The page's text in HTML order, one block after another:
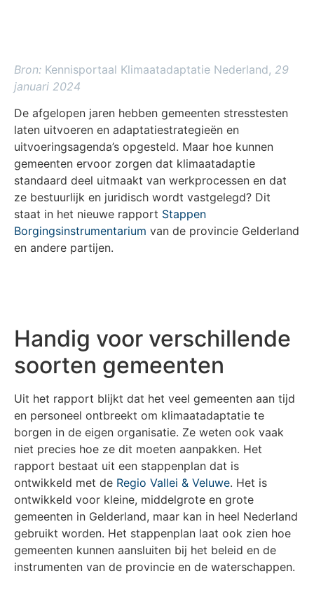
Bron: Kennisportaal Klimaatadaptatie Nederland, 29
januari 2024
De afgelopen jaren hebben gemeenten stresstesten
laten uitvoeren en adaptatiestrategieën en
uitvoeringsagenda’s opgesteld. Maar hoe kunnen
gemeenten ervoor zorgen dat klimaatadaptie
standaard deel uitmaakt van werkprocessen en dat
ze bestuurlijk en juridisch wordt vastgelegd? Dit
staat in het nieuwe rapport Stappen
Borgingsinstrumentarium van de provincie Gelderland
en andere partijen.
Handig voor verschillende
soorten gemeenten
Uit het rapport blijkt dat het veel gemeenten aan tijd
en personeel ontbreekt om klimaatadaptatie te
borgen in de eigen organisatie. Ze weten ook vaak
niet precies hoe ze dit moeten aanpakken. Het
rapport bestaat uit een stappenplan dat is
ontwikkeld met de Regio Vallei & Veluwe. Het is
ontwikkeld voor kleine, middelgrote en grote
gemeenten in Gelderland, maar kan in heel Nederland
gebruikt worden. Het stappenplan laat ook zien hoe
gemeenten kunnen aansluiten bij het beleid en de
instrumenten van de provincie en de waterschappen.